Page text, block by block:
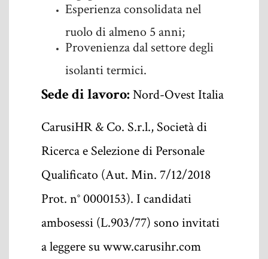
Esperienza consolidata nel
ruolo di almeno 5 anni;
Provenienza dal settore degli
isolanti termici.
Sede di lavoro: Nord-Ovest Italia
CarusiHR & Co. S.r.l., Società di
Ricerca e Selezione di Personale
Qualificato (Aut. Min. 7/12/2018
Prot. n° 0000153). I candidati
ambosessi (L.903/77) sono invitati
a leggere su www.carusihr.com